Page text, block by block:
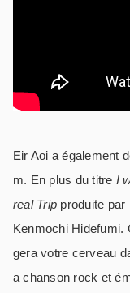
Eir Aoi a également
m. En plus du titre I
real Trip produite par
Kenmochi Hidefumi.
gera votre cerveau
a chanson rock et